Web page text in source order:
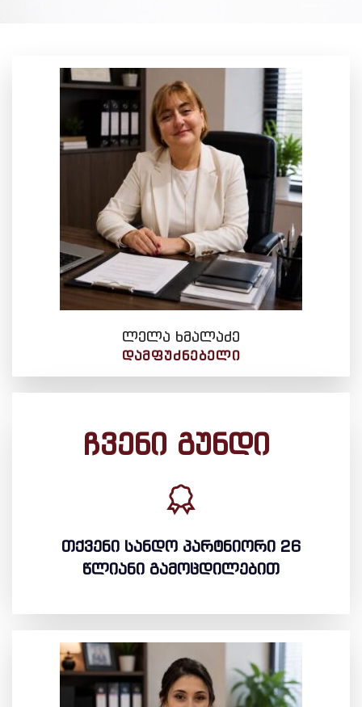
ლელა ხმალაძე
ᲓᲐᲛᲤᲣᲫᲜᲔᲑᲔᲚᲘ
ჩვენი გუნდი
თქვენი სანდო პარტნიორი 26
წლიანი გამოცდილებით